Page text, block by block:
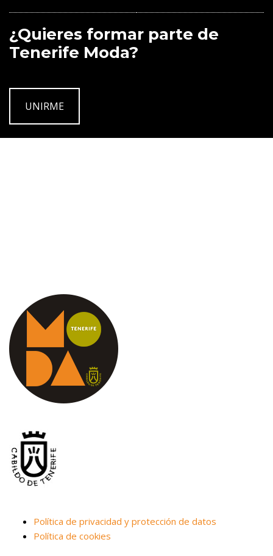
¿Quieres formar parte de
Tenerife Moda?
UNIRME
Política de privacidad y protección de datos
Política de cookies